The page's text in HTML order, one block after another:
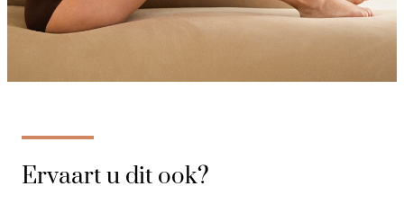
Maak een afspraak
Ervaart u dit ook?